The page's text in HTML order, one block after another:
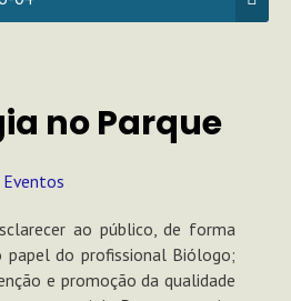
u
no Parque
Eventos
ao público, de forma
papel do profissional Biólogo;
e promoção da qualidade